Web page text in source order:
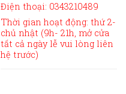
Điện thoại: 0343210489
Thời gian hoạt động: thứ 2-
chủ nhật (9h- 21h, mở cửa
tất cả ngày lễ vui lòng liên
hệ trước)